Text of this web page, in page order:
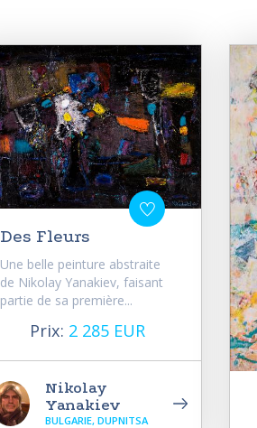
Des Fleurs
Une belle peinture abstraite
de Nikolay Yanakiev, faisant
partie de sa première...
Prix: 2 285 EUR
Nikolay
Yanakiev
BULGARIE, DUPNITSA